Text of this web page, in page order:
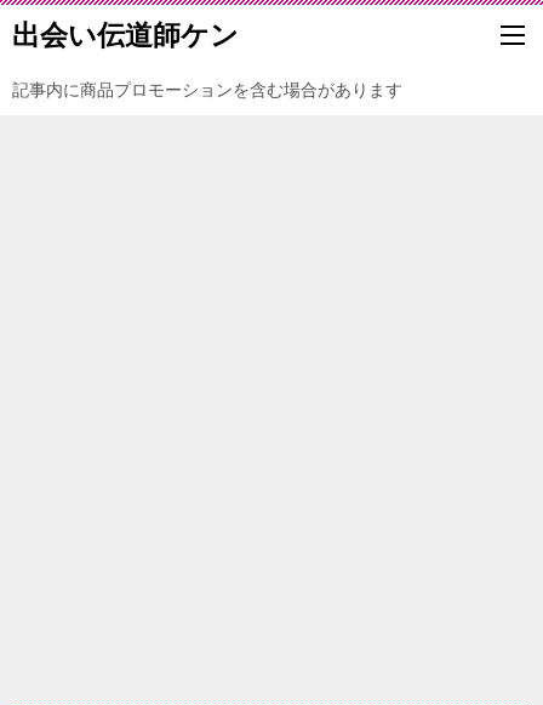
出会い伝道師ケン
記事内に商品プロモーションを含む場合があります